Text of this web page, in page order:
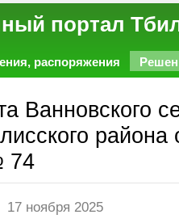
распоряжения
Ванновского
района
74
17 ноября 2025